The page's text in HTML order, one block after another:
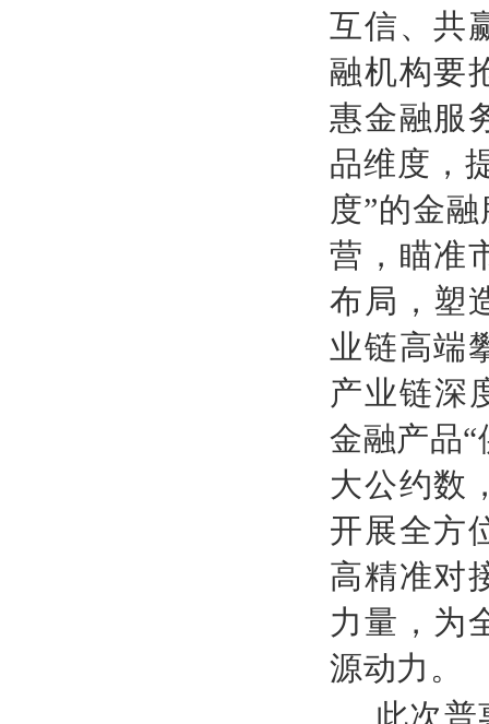
互信、共
融机构要
惠金融服
品维度，
度”的金
营，瞄准
布局，塑
业链高端
产业链深
金融产品“
大公约数
开展全方
高精准对
力量，为
源动力。
此次普